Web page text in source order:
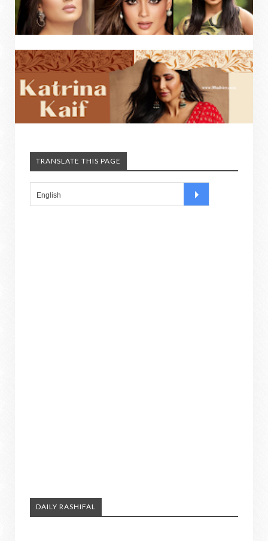
TRANSLATE THIS PAGE
DAILY RASHIFAL